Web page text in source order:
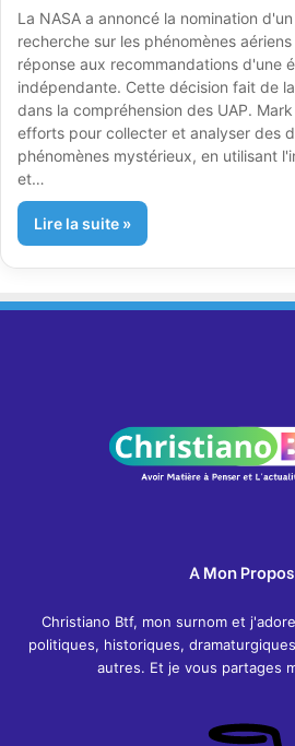
La NASA a annoncé la nomination
recherche sur les phénomènes
réponse aux recommandations d'une
indépendante. Cette décision fait de
dans la compréhension des UAP.
efforts pour collecter et analyser des
phénomènes mystérieux, en utilisant
et…
Lire la suite »
A Mon
Christiano Btf, mon surnom et
politiques, historiques,
autres. Et je vous partages